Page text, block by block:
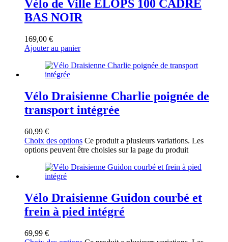
Vélo de Ville ELOPS 100 CADRE
BAS NOIR
169,00 €
Ajouter au panier
Vélo Draisienne Charlie poignée de
transport intégrée
60,99 €
Choix des options Ce produit a plusieurs variations. Les
options peuvent être choisies sur la page du produit
Vélo Draisienne Guidon courbé et
frein à pied intégré
69,99 €